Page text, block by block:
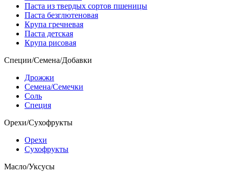
Паста из твердых сортов пшеницы
Паста безглютеновая
Крупа гречневая
Паста детская
Крупа рисовая
Специи/Семена/Добавки
Дрожжи
Семена/Семечки
Соль
Специя
Орехи/Сухофрукты
Орехи
Сухофрукты
Масло/Уксусы